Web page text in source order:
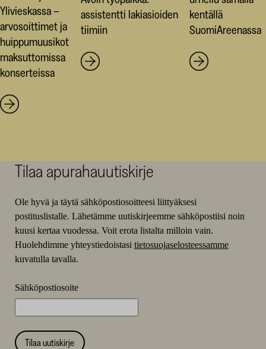
Ylivieskassa –
arvosoittimet ja
huippumuusikot
maksuttomissa
konserteissa
assistentti lakiasioiden
tiimiin
kentällä
SuomiAreenassa
Tilaa apurahauutiskirje
Ole hyvä ja täytä sähköpostiosoitteesi liittyäksesi
postituslistalle. Lähetämme uutiskirjeemme sähköpostiisi noin
kuusi kertaa vuodessa. Voit erota listalta milloin vain.
Huolehdimme yhteystiedoistasi tietosuojaselosteessamme
kuvatulla tavalla.
Sähköpostiosoite
Tilaa uutiskirje